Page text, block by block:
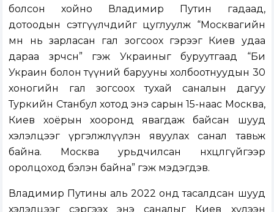
болсон хойно Владимир Путин гадаад,
дотоодын сэтгүүлчдийг цуглуулж “Москвагийн
өмнө нь зарласан гал зогсоох гэрээг Киев удаа
дараа зөрчсөн” гэж Украиныг буруутгаад “Би
Украин болон түүний барууны холбоотнуудын 30
хоногийн гал зогсоох тухай саналын дагуу
Туркийн Станбул хотод энэ сарын 15-наас Москва,
Киев хоёрын хооронд явагдаж байсан шууд
хэлэлцээг үргэлжлүүлэн явуулах санал тавьж
байна. Москва урьдчилсан нөхцөлгүйгээр
оролцоход бэлэн байна” гэж мэдэгдэв.
Владимир Путины аль 2022 онд тасалдсан шууд
хэлэлцээг сэргээх энэ саналыг Киев хүлээн